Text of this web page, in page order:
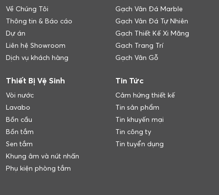
Về Chúng Tôi
Thông tin & Báo cáo
Dự án
Liên hệ Showroom
Dịch vụ khách hàng
Gạch Vân Đá Marble
Gạch Vân Đá Tự Nhiên
Gạch Thiết Kế Xi Măng
Gạch Trang Trí
Gạch Vân Gỗ
Thiết Bị Vệ Sinh
Vòi nước
Lavabo
Bồn cầu
Bồn tắm
Sen tắm
Khung âm và nút nhấn
Phụ kiện phòng tắm
Tin Tức
Cảm hứng thiết kế
Tin sản phẩm
Tin khuyến mại
Tin công ty
Tin tuyển dụng